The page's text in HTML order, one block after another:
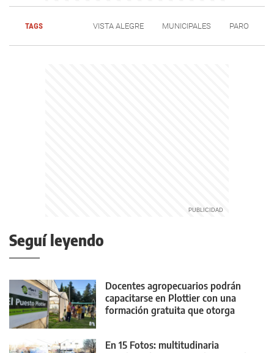
TAGS VISTA ALEGRE MUNICIPALES PARO
Seguí leyendo
Docentes agropecuarios podrán
capacitarse en Plottier con una
formación gratuita que otorga
En 15 Fotos: multitudinaria